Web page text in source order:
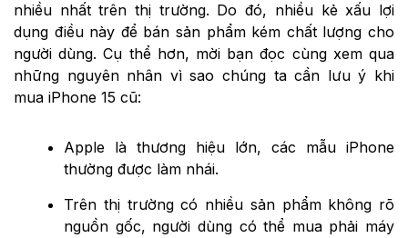
nhiều nhất trên thị trường. Do đó, nhiều kẻ xấu lợi
dụng điều này để bán sản phẩm kém chất lượng cho
người dùng. Cụ thể hơn, mời bạn đọc cùng xem qua
những nguyên nhân vì sao chúng ta cần lưu ý khi
mua iPhone 15 cũ:
Apple là thương hiệu lớn, các mẫu iPhone
thường được làm nhái.
Trên thị trường có nhiều sản phẩm không rõ
nguồn gốc, người dùng có thể mua phải máy